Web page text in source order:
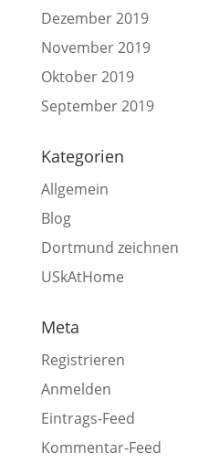
Dezember 2019
November 2019
Oktober 2019
September 2019
Kategorien
Allgemein
Blog
Dortmund zeichnen
USkAtHome
Meta
Registrieren
Anmelden
Eintrags-Feed
Kommentar-Feed